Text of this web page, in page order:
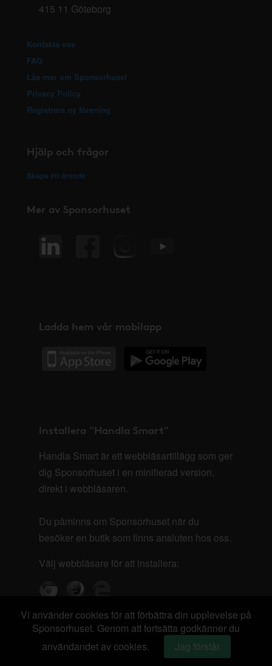
415 11 Göteborg
Kontakta oss
FAQ
Läs mer om Sponsorhuset
Privacy Policy
Registrera ny förening
Hjälp och frågor
Skapa ett ärende
Mer av Sponsorhuset
Ladda hem vår mobilapp
Installera "Handla Smart"
Handla Smart är ett webbläsartillägg som ger
dig Sponsorhuset i en minifierad version,
direkt i webbläsaren.
Du påminns om Sponsorhuset när du
besöker en butik som finns ansluten hos oss.
Välj webbläsare för att installera:
Vi använder cookies för att förbättra din upplevelse på
Sponsorhuset. Genom att fortsätta godkänner du
användandet av cookies.
Jag förstår